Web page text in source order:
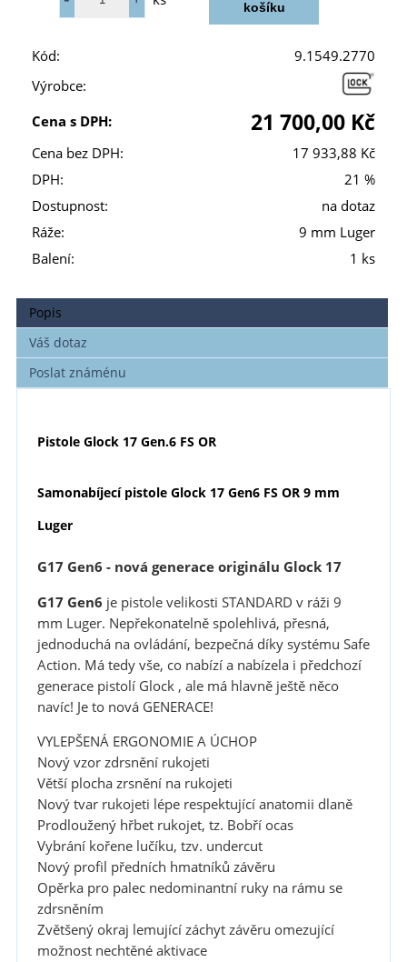
Kód:
9.1549.2770
Výrobce:
Cena s DPH:
21 700,00 Kč
Cena bez DPH:
17 933,88 Kč
DPH:
21 %
Dostupnost:
na dotaz
Ráže:
9 mm Luger
Balení:
1 ks
Popis
Váš dotaz
Poslat známénu
Pistole Glock 17 Gen.6 FS OR
Samonabíjecí pistole Glock 17 Gen6 FS OR 9 mm
Luger
G17 Gen6 - nová generace originálu Glock 17
G17 Gen6 je pistole velikosti STANDARD v ráži 9
mm Luger. Nepřekonatelně spolehlivá, přesná,
jednoduchá na ovládání, bezpečná díky systému Safe
Action. Má tedy vše, co nabízí a nabízela i předchozí
generace pistolí Glock , ale má hlavně ještě něco
navíc! Je to nová GENERACE!
VYLEPŠENÁ ERGONOMIE A ÚCHOP
Nový vzor zdrsnění rukojeti
Větší plocha zrsnění na rukojeti
Nový tvar rukojeti lépe respektující anatomii dlaně
Prodloužený hřbet rukojet, tz. Bobří ocas
Vybrání kořene lučíku, tzv. undercut
Nový profil předních hmatníků závěru
Opěrka pro palec nedominantní ruky na rámu se
zdrsněním
Zvětšený okraj lemující záchyt závěru omezující
možnost nechtěné aktivace